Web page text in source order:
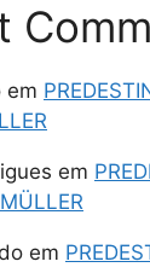
em
em
em